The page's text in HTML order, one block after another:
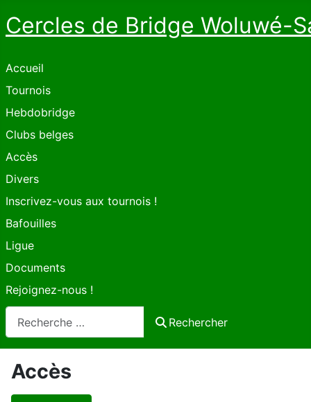
Cercles de Bridge Woluwé-
Accueil
Tournois
Hebdobridge
Clubs belges
Accès
Divers
Inscrivez-vous aux tournois !
Bafouilles
Ligue
Documents
Rejoignez-nous !
Rechercher
Accès